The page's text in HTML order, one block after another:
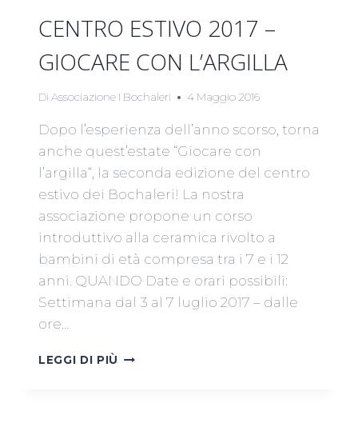
CENTRO ESTIVO 2017 –
GIOCARE CON L’ARGILLA
Di Associazione I Bochaleri 4 Maggio 2016
Dopo l’esperienza dell’anno scorso, torna
anche quest’estate “Giocare con
l’argilla“, la seconda edizione del centro
estivo dei Bochaleri! La nostra
associazione propone un corso
introduttivo alla ceramica rivolto a
bambini di età compresa tra i 7 e i 12
anni. QUANDO Date e orari possibili:
Settimana dal 3 al 7 luglio 2017 – dalle
ore…
LEGGI DI PIÙ CENTRO